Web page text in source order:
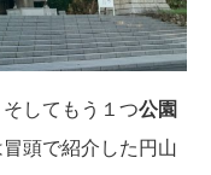
してもう１つ公園
頭で紹介した円山